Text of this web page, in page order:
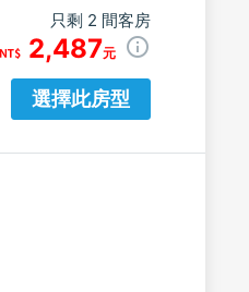
只剩 2 間客房
2,487元
選擇此房型